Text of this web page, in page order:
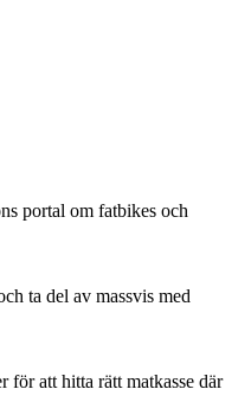
portal om fatbikes och
ta del av massvis med
för att hitta rätt matkasse där